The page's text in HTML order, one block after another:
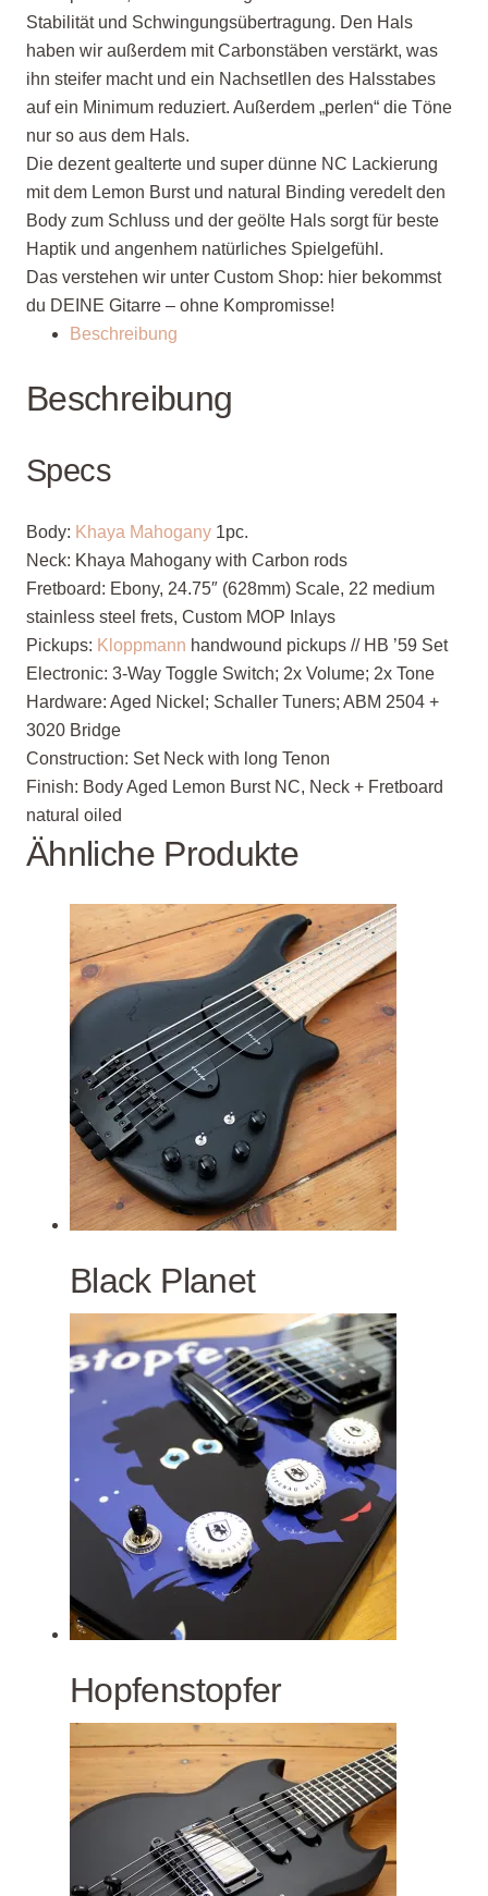
Stabilität und Schwingungsübertragung. Den Hals
haben wir außerdem mit Carbonstäben verstärkt, was
ihn steifer macht und ein Nachsetllen des Halsstabes
auf ein Minimum reduziert. Außerdem „perlen“ die Töne
nur so aus dem Hals.
Die dezent gealterte und super dünne NC Lackierung
mit dem Lemon Burst und natural Binding veredelt den
Body zum Schluss und der geölte Hals sorgt für beste
Haptik und angenhem natürliches Spielgefühl.
Das verstehen wir unter Custom Shop: hier bekommst
du DEINE Gitarre – ohne Kompromisse!
Beschreibung
Beschreibung
Specs
Body: Khaya Mahogany 1pc.
Neck: Khaya Mahogany with Carbon rods
Fretboard: Ebony, 24.75″ (628mm) Scale, 22 medium
stainless steel frets, Custom MOP Inlays
Pickups: Kloppmann handwound pickups // HB ’59 Set
Electronic: 3-Way Toggle Switch; 2x Volume; 2x Tone
Hardware: Aged Nickel; Schaller Tuners; ABM 2504 +
3020 Bridge
Construction: Set Neck with long Tenon
Finish: Body Aged Lemon Burst NC, Neck + Fretboard
natural oiled
Ähnliche Produkte
Black Planet
Hopfenstopfer